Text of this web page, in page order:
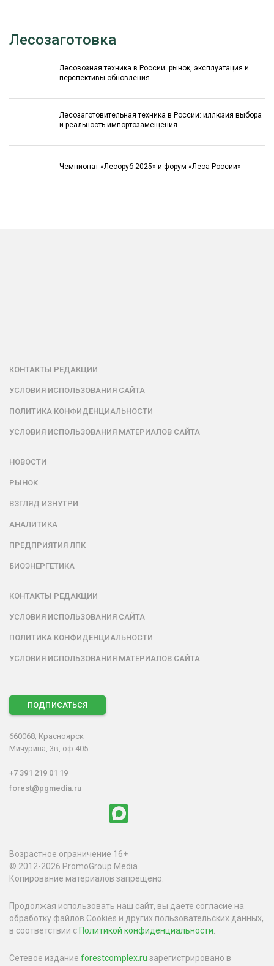
Лесозаготовка
Лесовозная техника в России: рынок, эксплуатация и
перспективы обновления
Лесозаготовительная техника в России: иллюзия выбора
и реальность импортозамещения
Чемпионат «Лесоруб-2025» и форум «Леса России»
КОНТАКТЫ РЕДАКЦИИ
УСЛОВИЯ ИСПОЛЬЗОВАНИЯ САЙТА
ПОЛИТИКА КОНФИДЕНЦИАЛЬНОСТИ
УСЛОВИЯ ИСПОЛЬЗОВАНИЯ МАТЕРИАЛОВ САЙТА
НОВОСТИ
РЫНОК
ВЗГЛЯД ИЗНУТРИ
АНАЛИТИКА
ПРЕДПРИЯТИЯ ЛПК
БИОЭНЕРГЕТИКА
КОНТАКТЫ РЕДАКЦИИ
УСЛОВИЯ ИСПОЛЬЗОВАНИЯ САЙТА
ПОЛИТИКА КОНФИДЕНЦИАЛЬНОСТИ
УСЛОВИЯ ИСПОЛЬЗОВАНИЯ МАТЕРИАЛОВ САЙТА
ПОДПИСАТЬСЯ
660068, Красноярск
Мичурина, 3в, оф.405
+7 391 219 01 19
forest@pgmedia.ru
Возрастное ограничение 16+
© 2012-2026 PromoGroup Media
Копирование материалов запрещено.
Продолжая использовать наш сайт, вы даете согласие на
обработку файлов Cookies и других пользовательских данных,
в соответствии сПолитикой конфиденциальности
Сетевое издание forestcomplex.ru зарегистрировано в